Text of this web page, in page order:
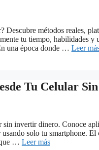
métodos reales,
tu tiempo, habilidades
una época donde … Leer
Tu Celular
invertir dinero. Conoce
solo tu smartphone.
… Leer más